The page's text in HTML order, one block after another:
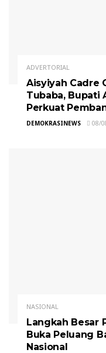
ADVERTORIAL
Aisyiyah Cadre
Tubaba, Bupati
Perkuat
DEMOKRASINEWS 08/
NASIONAL
Langkah Besar
Buka Peluang
Nasional